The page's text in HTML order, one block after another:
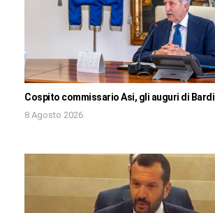
Cospito commissario Asi, gli auguri di Bardi
8 Agosto 2026